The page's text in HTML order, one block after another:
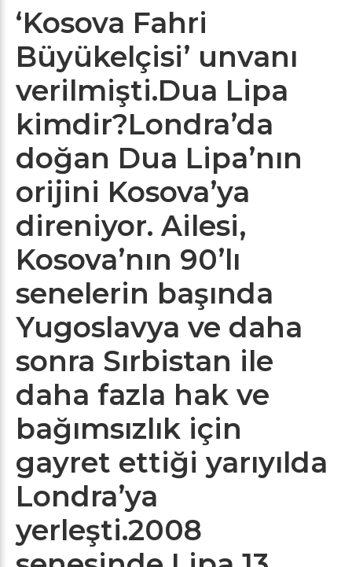
‘Kosova Fahri
Büyükelçisi’ unvanı
verilmişti.Dua Lipa
kimdir?Londra’da
doğan Dua Lipa’nın
orijini Kosova’ya
direniyor. Ailesi,
Kosova’nın 90’lı
senelerin başında
Yugoslavya ve daha
sonra Sırbistan ile
daha fazla hak ve
bağımsızlık için
gayret ettiği yarıyılda
Londra’ya
yerleşti.2008